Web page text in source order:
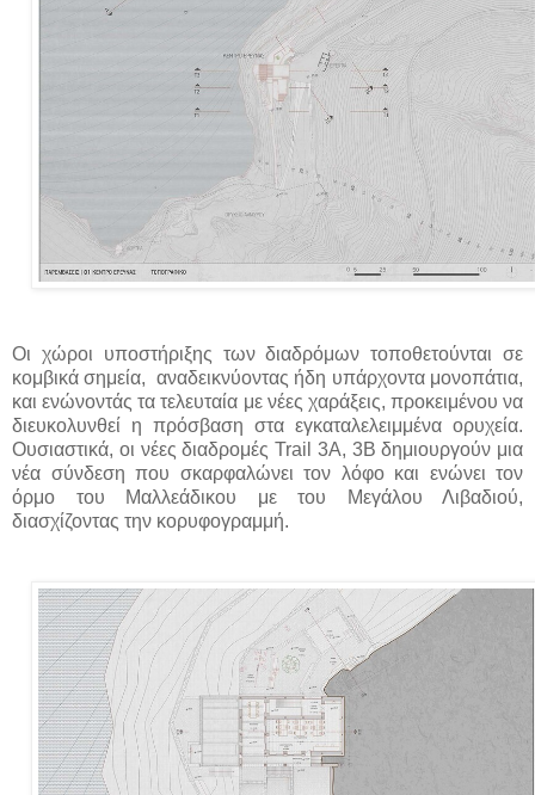
Οι χώροι υποστήριξης των διαδρόμων τοποθετούνται σε
κομβικά σημεία, αναδεικνύοντας ήδη υπάρχοντα μονοπάτια,
και ενώνοντάς τα τελευταία με νέες χαράξεις, προκειμένου να
διευκολυνθεί η πρόσβαση στα εγκαταλελειμμένα ορυχεία.
Ουσιαστικά, οι νέες διαδρομές Trail 3A, 3B δημιουργούν μια
νέα σύνδεση που σκαρφαλώνει τον λόφο και ενώνει τον
όρμο του Μαλλεάδικου με του Μεγάλου Λιβαδιού,
διασχίζοντας την κορυφογραμμή.